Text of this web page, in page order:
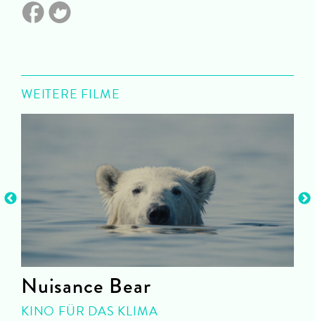
WEITERE FILME
Nuisance Bear
KINO FÜR DAS KLIMA